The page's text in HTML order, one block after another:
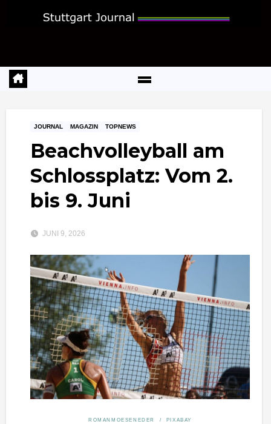
JOURNAL MAGAZIN TOPNEWS
Beachvolleyball am
Schlossplatz: Vom 2.
bis 9. Juni
JUNI 9, 2026
ROMANMOESENEDER / PIXABAY